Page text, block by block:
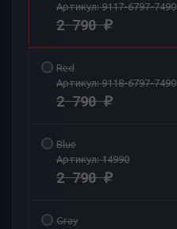
Артикул:9117-6797-7490
2 790₽
Red
Артикул:9118-6797-7490
2 790₽
Blue
Артикул:14990
2 790₽
Gray